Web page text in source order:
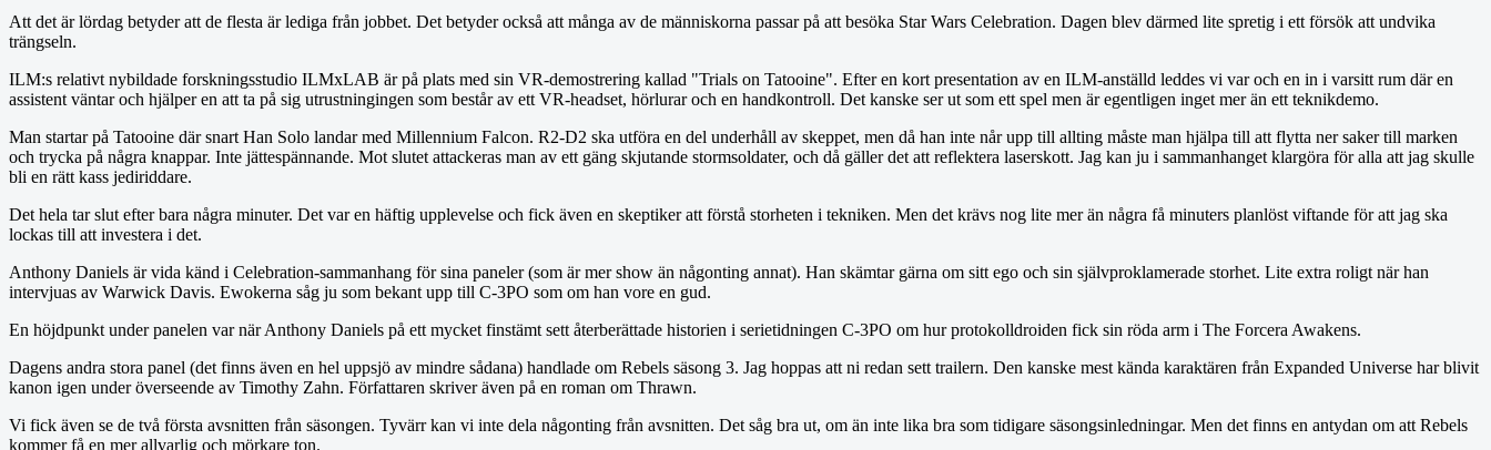
Att det är lördag betyder att de flesta är lediga från jobbet. Det betyder också att många av de människorna passar på att besöka Star Wars Celebration. Dagen blev därmed lite spretig i ett försök att undvika
trängseln.
ILM:s relativt nybildade forskningsstudio ILMxLAB är på plats med sin VR-demostrering kallad "Trials on Tatooine". Efter en kort presentation av en ILM-anställd leddes vi var och en in i varsitt rum där en
assistent väntar och hjälper en att ta på sig utrustningingen som består av ett VR-headset, hörlurar och en handkontroll. Det kanske ser ut som ett spel men är egentligen inget mer än ett teknikdemo.
Man startar på Tatooine där snart Han Solo landar med Millennium Falcon. R2-D2 ska utföra en del underhåll av skeppet, men då han inte når upp till allting måste man hjälpa till att flytta ner saker till marken
och trycka på några knappar. Inte jättespännande. Mot slutet attackeras man av ett gäng skjutande stormsoldater, och då gäller det att reflektera laserskott. Jag kan ju i sammanhanget klargöra för alla att jag skulle
bli en rätt kass jediriddare.
Det hela tar slut efter bara några minuter. Det var en häftig upplevelse och fick även en skeptiker att förstå storheten i tekniken. Men det krävs nog lite mer än några få minuters planlöst viftande för att jag ska
lockas till att investera i det.
Anthony Daniels är vida känd i Celebration-sammanhang för sina paneler (som är mer show än någonting annat). Han skämtar gärna om sitt ego och sin självproklamerade storhet. Lite extra roligt när han
intervjuas av Warwick Davis. Ewokerna såg ju som bekant upp till C-3PO som om han vore en gud.
En höjdpunkt under panelen var när Anthony Daniels på ett mycket finstämt sett återberättade historien i serietidningen C-3PO om hur protokolldroiden fick sin röda arm i The Forcera Awakens.
Dagens andra stora panel (det finns även en hel uppsjö av mindre sådana) handlade om Rebels säsong 3. Jag hoppas att ni redan sett trailern. Den kanske mest kända karaktären från Expanded Universe har blivit
kanon igen under överseende av Timothy Zahn. Författaren skriver även på en roman om Thrawn.
Vi fick även se de två första avsnitten från säsongen. Tyvärr kan vi inte dela någonting från avsnitten. Det såg bra ut, om än inte lika bra som tidigare säsongsinledningar. Men det finns en antydan om att Rebels
kommer få en mer allvarlig och mörkare ton.